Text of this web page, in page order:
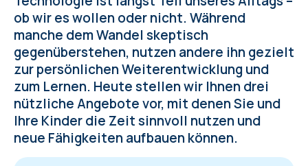
ob wir es wollen oder nicht. Während
manche dem Wandel skeptisch
gegenüberstehen, nutzen andere ihn gezielt
zur persönlichen Weiterentwicklung und
zum Lernen. Heute stellen wir Ihnen drei
nützliche Angebote vor, mit denen Sie und
Ihre Kinder die Zeit sinnvoll nutzen und
neue Fähigkeiten aufbauen können.